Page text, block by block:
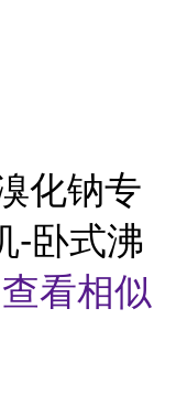
化钠专
-卧式沸
查看相似